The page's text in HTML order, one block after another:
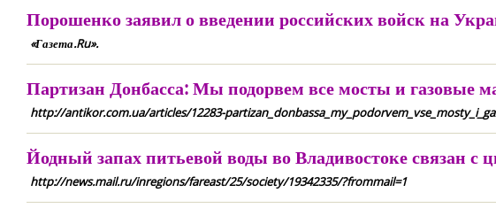
Порошенко заявил о введении российских войск на
«Газета.Ru».
Партизан Донбасса: Мы подорвем все мосты и газовые
http://antikor.com.ua/articles/12283-
Йодный запах питьевой воды во Владивостоке связан с
http://news.mail.ru/inregions/fareast/25/society/19342335/?frommail=1